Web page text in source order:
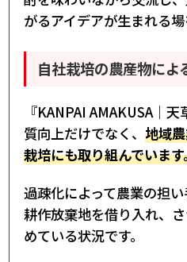
がるアイデアが生まれる場
自社栽培の農産物によ
『KANPAI AMAKUSA｜
質向上だけでなく、 地域
栽培にも取り組んでいます
過疎化によって農業の担
耕作放棄地を借り入れ、
めている状況です。